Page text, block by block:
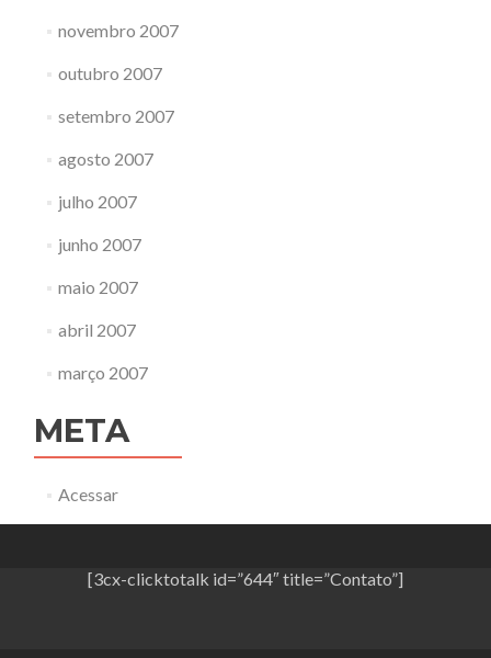
novembro 2007
outubro 2007
setembro 2007
agosto 2007
julho 2007
junho 2007
maio 2007
abril 2007
março 2007
META
Acessar
[3cx-clicktotalk id=”644″ title=”Contato”]